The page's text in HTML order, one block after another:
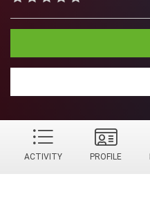
ACTIVITY PROFILE